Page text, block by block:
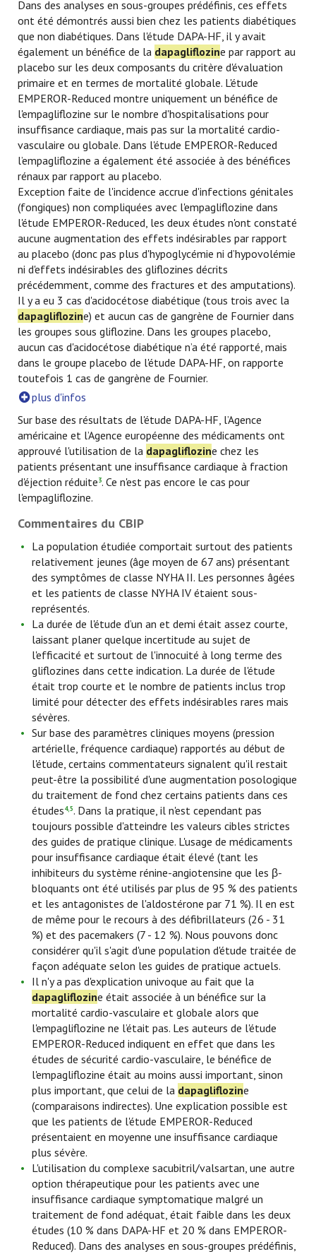
Dans des analyses en sous-groupes prédéfinis, ces effets
ont été démontrés aussi bien chez les patients diabétiques
que non diabétiques. Dans l'étude DAPA-HF, il y avait
également un bénéfice de la dapagliflozine par rapport au
placebo sur les deux composants du critère d'évaluation
primaire et en termes de mortalité globale. L'étude
EMPEROR-Reduced montre uniquement un bénéfice de
l'empagliflozine sur le nombre d'hospitalisations pour
insuffisance cardiaque, mais pas sur la mortalité cardio-
vasculaire ou globale. Dans l'étude EMPEROR-Reduced
l’empagliflozine a également été associée à des bénéfices
rénaux par rapport au placebo.
Exception faite de l'incidence accrue d'infections génitales
(fongiques) non compliquées avec l'empagliflozine dans
l'étude EMPEROR-Reduced, les deux études n'ont constaté
aucune augmentation des effets indésirables par rapport
au placebo (donc pas plus d'hypoglycémie ni d’hypovolémie
ni d'effets indésirables des gliflozines décrits
précédemment, comme des fractures et des amputations).
Il y a eu 3 cas d'acidocétose diabétique (tous trois avec la
dapagliflozine) et aucun cas de gangrène de Fournier dans
les groupes sous gliflozine. Dans les groupes placebo,
aucun cas d'acidocétose diabétique n’a été rapporté, mais
dans le groupe placebo de l'étude DAPA-HF, on rapporte
toutefois 1 cas de gangrène de Fournier.
plus d'infos
Sur base des résultats de l'étude DAPA-HF, l’Agence
américaine et l’Agence européenne des médicaments ont
approuvé l'utilisation de la dapagliflozine chez les
patients présentant une insuffisance cardiaque à fraction
d'éjection réduite3. Ce n'est pas encore le cas pour
l'empagliflozine.
Commentaires du CBIP
La population étudiée comportait surtout des patients
relativement jeunes (âge moyen de 67 ans) présentant
des symptômes de classe NYHA II. Les personnes âgées
et les patients de classe NYHA IV étaient sous-
représentés.
La durée de l'étude d’un an et demi était assez courte,
laissant planer quelque incertitude au sujet de
l'efficacité et surtout de l'innocuité à long terme des
gliflozines dans cette indication. La durée de l'étude
était trop courte et le nombre de patients inclus trop
limité pour détecter des effets indésirables rares mais
sévères.
Sur base des paramètres cliniques moyens (pression
artérielle, fréquence cardiaque) rapportés au début de
l'étude, certains commentateurs signalent qu'il restait
peut-être la possibilité d'une augmentation posologique
du traitement de fond chez certains patients dans ces
études4,5. Dans la pratique, il n'est cependant pas
toujours possible d'atteindre les valeurs cibles strictes
des guides de pratique clinique. L'usage de médicaments
pour insuffisance cardiaque était élevé (tant les
inhibiteurs du système rénine-angiotensine que les β-
bloquants ont été utilisés par plus de 95 % des patients
et les antagonistes de l'aldostérone par 71 %). Il en est
de même pour le recours à des défibrillateurs (26 - 31
%) et des pacemakers (7 - 12 %). Nous pouvons donc
considérer qu'il s'agit d'une population d'étude traitée de
façon adéquate selon les guides de pratique actuels.
Il n'y a pas d'explication univoque au fait que la
dapagliflozine était associée à un bénéfice sur la
mortalité cardio-vasculaire et globale alors que
l'empagliflozine ne l’était pas. Les auteurs de l'étude
EMPEROR-Reduced indiquent en effet que dans les
études de sécurité cardio-vasculaire, le bénéfice de
l'empagliflozine était au moins aussi important, sinon
plus important, que celui de la dapagliflozine
(comparaisons indirectes). Une explication possible est
que les patients de l'étude EMPEROR-Reduced
présentaient en moyenne une insuffisance cardiaque
plus sévère.
L'utilisation du complexe sacubitril/valsartan, une autre
option thérapeutique pour les patients avec une
insuffisance cardiaque symptomatique malgré un
traitement de fond adéquat, était faible dans les deux
études (10 % dans DAPA-HF et 20 % dans EMPEROR-
Reduced). Dans des analyses en sous-groupes prédéfinis,